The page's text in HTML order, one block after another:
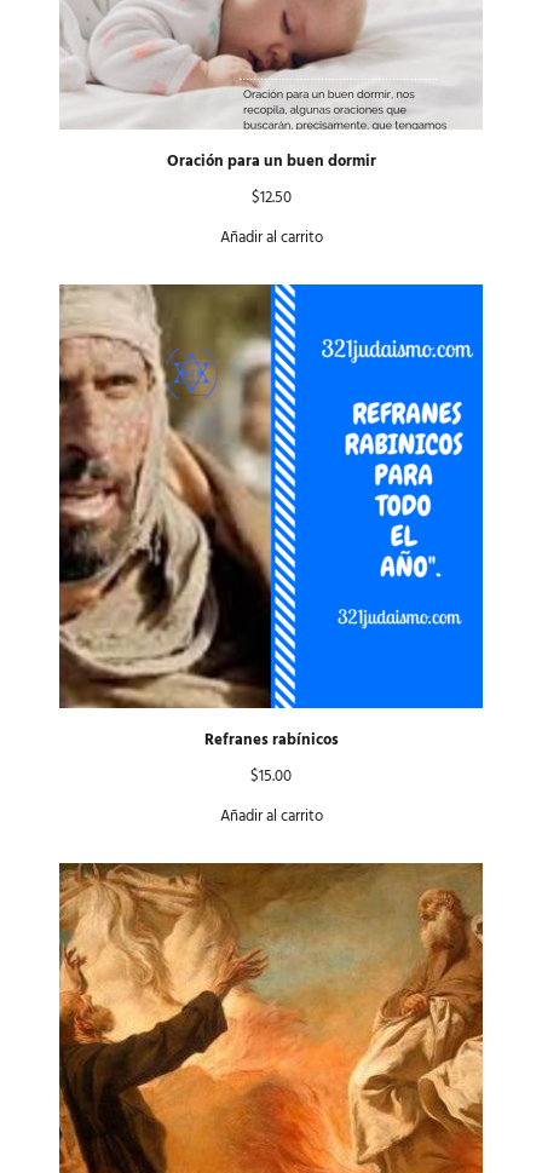
Oración para un buen dormir
$12.50
Añadir al carrito
Refranes rabínicos
$15.00
Añadir al carrito